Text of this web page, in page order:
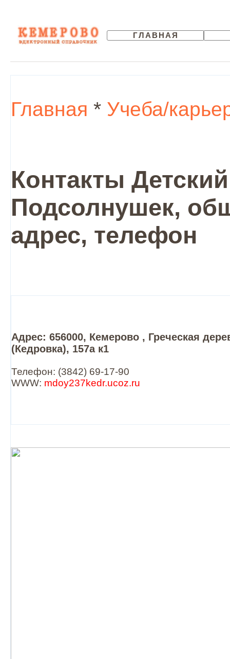
ГЛАВНАЯ
Главная * Учеба/
Контакты
Подсолнушек,
адрес, телефон
Адрес: 656000, Кемерово , Греческая
(Кедровка), 157а к1
Телефон: (3842) 69-17-90
WWW: mdoy237kedr.ucoz.ru